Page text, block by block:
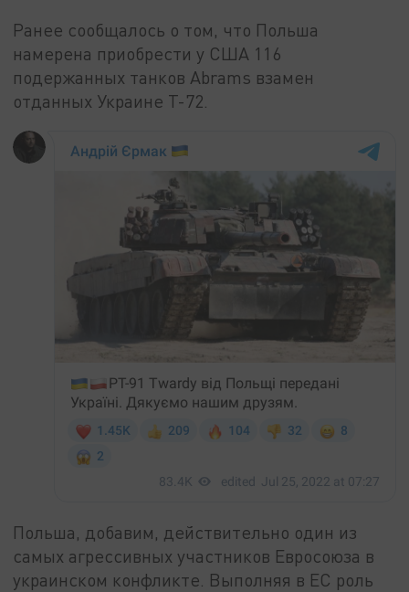
Ранее сообщалось о том, что Польша
намерена приобрести у США 116
подержанных танков Abrams взамен
отданных Украине Т-72.
Польша, добавим, действительно один из
самых агрессивных участников Евросоюза в
украинском конфликте. Выполняя в ЕС роль